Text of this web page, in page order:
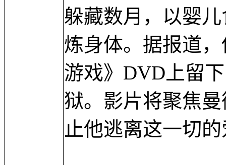
躲藏数月，以婴
炼身体。据报道
游戏》DVD上留
狱。影片将聚焦
止他逃离这一切